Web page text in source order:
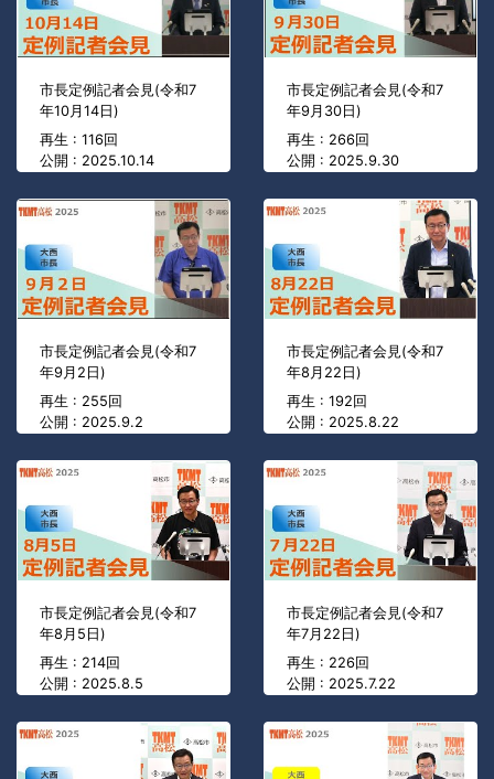
市長定例記者会見(令和7
年10月14日)
再生 : 116回
公開 : 2025.10.14
市長定例記者会見(令和7
年9月30日)
再生 : 266回
公開 : 2025.9.30
市長定例記者会見(令和7
年9月2日)
再生 : 255回
公開 : 2025.9.2
市長定例記者会見(令和7
年8月22日)
再生 : 192回
公開 : 2025.8.22
市長定例記者会見(令和7
年8月5日)
再生 : 214回
公開 : 2025.8.5
市長定例記者会見(令和7
年7月22日)
再生 : 226回
公開 : 2025.7.22